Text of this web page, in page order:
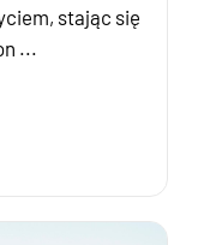
...
stając się
...